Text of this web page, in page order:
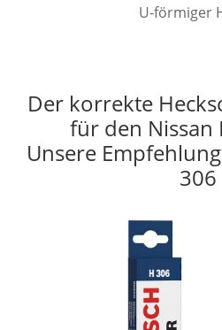
U-förmiger
Der korrekte
für den Nissan
Unsere
306